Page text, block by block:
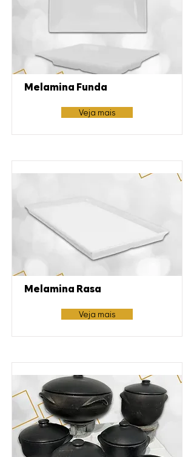
Melamina Funda
Veja mais
Melamina Rasa
Veja mais